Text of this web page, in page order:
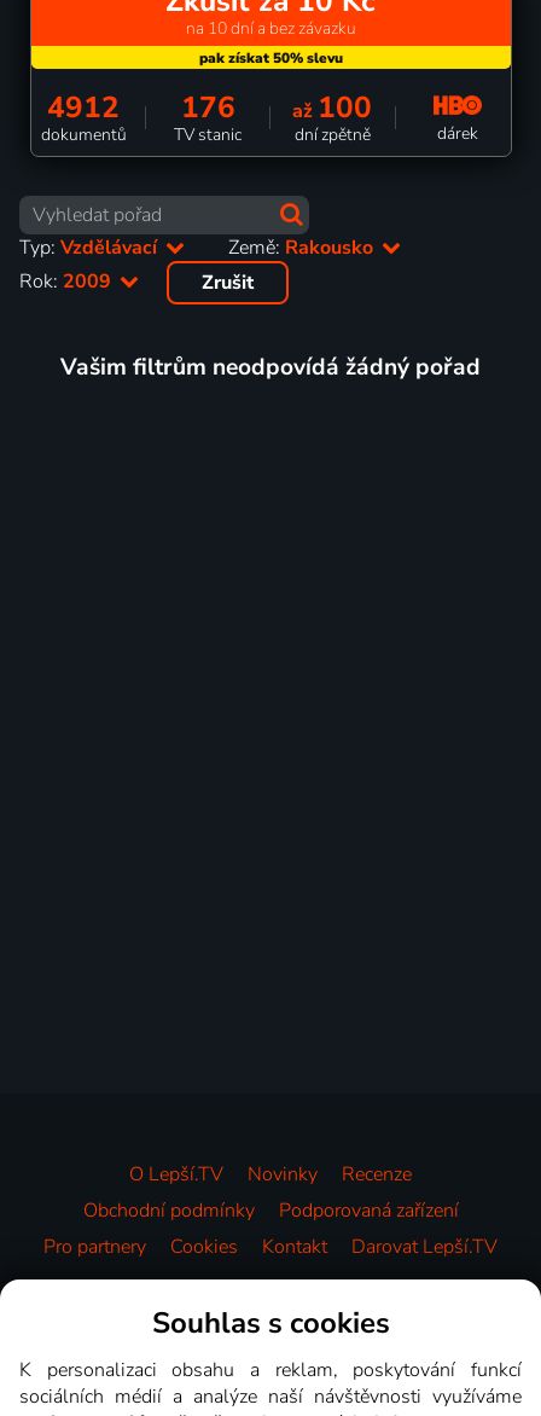
na 10 dní a bez závazku
4912
dokumentů
176
TV stanic
až 100
dní zpětně dárek
Typ: Vzdělávací Země: Rakousko
Rok: 2009 Zrušit
Vašim filtrům neodpovídá žádný pořad
O Lepší.TV Novinky
Recenze
Obchodní podmínky
Podporovaná zařízení
Pro partnery
Cookies Kontakt Darovat Lepší.TV
Videotéka
Souhlas s cookies
K personalizaci obsahu a reklam, poskytování funkcí
sociálních médií a analýze naší návštěvnosti využíváme